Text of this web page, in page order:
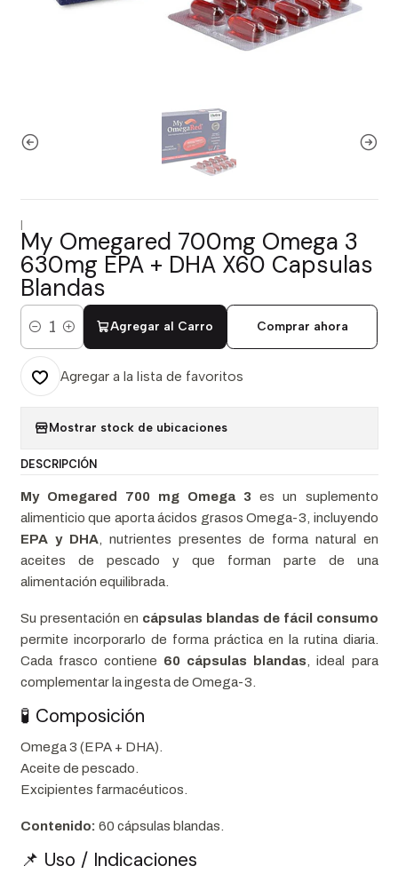
My Omegared 700mg Omega 3
630mg EPA + DHA X60 Capsulas
Blandas
Cantidad
Agregar al Carro Comprar ahora
Agregar a la lista de favoritos
Mostrar stock de ubicaciones
DESCRIPCIÓN
My Omegared 700 mg Omega 3 es un suplemento
alimenticio que aporta ácidos grasos Omega-3, incluyendo
EPA y DHA, nutrientes presentes de forma natural en
aceites de pescado y que forman parte de una
alimentación equilibrada.
Su presentación en cápsulas blandas de fácil consumo
permite incorporarlo de forma práctica en la rutina diaria.
Cada frasco contiene 60 cápsulas blandas , ideal para
complementar la ingesta de Omega-3.
🧪 Composición
Omega 3 (EPA + DHA).
Aceite de pescado.
Excipientes farmacéuticos.
Contenido: 60 cápsulas blandas.
📌 Uso / Indicaciones